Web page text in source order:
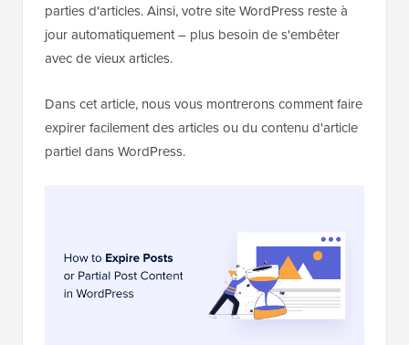
parties d'articles. Ainsi, votre site WordPress reste à
jour automatiquement – plus besoin de s'embêter
avec de vieux articles.
Dans cet article, nous vous montrerons comment faire
expirer facilement des articles ou du contenu d'article
partiel dans WordPress.